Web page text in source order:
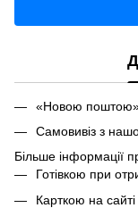
«Новою
Самовивіз з
Більше інформації
Готівкою при
Карткою на сайті